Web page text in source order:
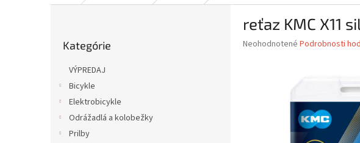
kategórie
Kategórie
VÝPREDAJ
Bicykle
Elektrobicykle
Odrážadlá a kolobežky
Prilby
reťaz KMC X11
Priemerné
Neohodnotené Podrobnosti